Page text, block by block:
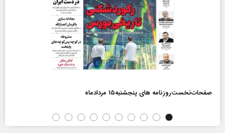
صفحات‌نخست‌روزنامه ها‌ی پنجشنبه‌۱۵ مردادماه